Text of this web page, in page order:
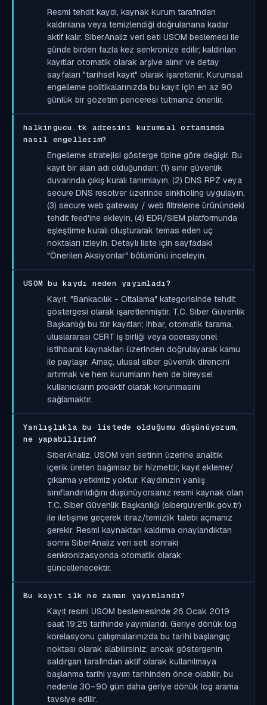
Resmi tehdit kaydı, kaynak kurum tarafından
kaldırılana veya temizlendiği doğrulanana kadar
aktif kalır. SiberAnaliz veri seti USOM beslemesi ile
günde birden fazla kez senkronize edilir; kaldırılan
kayıtlar otomatik olarak arşive alınır ve detay
sayfaları "tarihsel kayıt" olarak işaretlenir. Kurumsal
engelleme politikalarınızda bu kayıt için en az 90
günlük bir gözetim penceresi tutmanız önerilir.
halkingucu.tk adresini kurumsal ortamımda
nasıl engellerim?
Engelleme stratejisi gösterge tipine göre değişir. Bu
kayıt bir alan adı olduğundan: (1) sınır güvenlik
duvarında çıkış kuralı tanımlayın, (2) DNS RPZ veya
secure DNS resolver üzerinde sinkholing uygulayın,
(3) secure web gateway / web filtreleme ürünündeki
tehdit feed'ine ekleyin, (4) EDR/SIEM platformunda
eşleştirme kuralı oluşturarak temas eden uç
noktaları izleyin. Detaylı liste için sayfadaki
"Önerilen Aksiyonlar" bölümünü inceleyin.
USOM bu kaydı neden yayımladı?
Kayıt, "Bankacılık - Oltalama" kategorisinde tehdit
göstergesi olarak işaretlenmiştir. T.C. Siber Güvenlik
Başkanlığı bu tür kayıtları; ihbar, otomatik tarama,
uluslararası CERT iş birliği veya operasyonel
istihbarat kaynakları üzerinden doğrulayarak kamu
ile paylaşır. Amaç, ulusal siber güvenlik direncini
artırmak ve hem kurumların hem de bireysel
kullanıcıların proaktif olarak korunmasını
sağlamaktır.
Yanlışlıkla bu listede olduğumu düşünüyorum,
ne yapabilirim?
SiberAnaliz, USOM veri setinin üzerine analitik
içerik üreten bağımsız bir hizmettir; kayıt ekleme/
çıkarma yetkimiz yoktur. Kaydınızın yanlış
sınıflandırıldığını düşünüyorsanız resmi kaynak olan
T.C. Siber Güvenlik Başkanlığı (siberguvenlik.gov.tr)
ile iletişime geçerek itiraz/temizlik talebi açmanız
gerekir. Resmi kaynaktan kaldırma onaylandıktan
sonra SiberAnaliz veri seti sonraki
senkronizasyonda otomatik olarak
güncellenecektir.
Bu kayıt ilk ne zaman yayımlandı?
Kayıt resmi USOM beslemesinde 26 Ocak 2019
saat 19:25 tarihinde yayımlandı. Geriye dönük log
korelasyonu çalışmalarınızda bu tarihi başlangıç
noktası olarak alabilirsiniz; ancak göstergenin
saldırgan tarafından aktif olarak kullanılmaya
başlanma tarihi yayım tarihinden önce olabilir, bu
nedenle 30–90 gün daha geriye dönük log arama
tavsiye edilir.